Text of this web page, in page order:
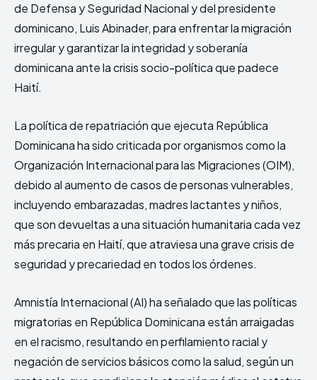
de Defensa y Seguridad Nacional y del presidente
dominicano, Luis Abinader, para enfrentar la migración
irregular y garantizar la integridad y soberanía
dominicana ante la crisis socio-política que padece
Haití.
La política de repatriación que ejecuta República
Dominicana ha sido criticada por organismos como la
Organización Internacional para las Migraciones (OIM),
debido al aumento de casos de personas vulnerables,
incluyendo embarazadas, madres lactantes y niños,
que son devueltas a una situación humanitaria cada vez
más precaria en Haití, que atraviesa una grave crisis de
seguridad y precariedad en todos los órdenes.
Amnistía Internacional (AI) ha señalado que las políticas
migratorias en República Dominicana están arraigadas
en el racismo, resultando en perfilamiento racial y
negación de servicios básicos como la salud, según un